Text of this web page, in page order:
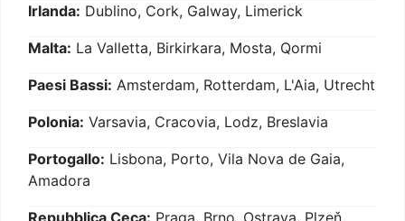
Irlanda: Dublino, Cork, Galway, Limerick
Malta: La Valletta, Birkirkara, Mosta, Qormi
Paesi Bassi: Amsterdam, Rotterdam, L'Aia, Utrecht
Polonia: Varsavia, Cracovia, Lodz, Breslavia
Portogallo: Lisbona, Porto, Vila Nova de Gaia,
Amadora
Repubblica Ceca: Praga, Brno, Ostrava, Plzeň